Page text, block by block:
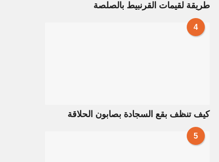
طريقة لقيمات القرنبيط بالصلصة
4
كيف تنظف بقع السجادة بصابون الحلاقة
5